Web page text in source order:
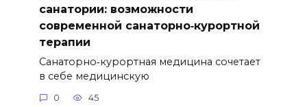
санатории: возможности
современной санаторно‑курортной
терапии
Санаторно‑курортная медицина сочетает
в себе медицинскую
0 45